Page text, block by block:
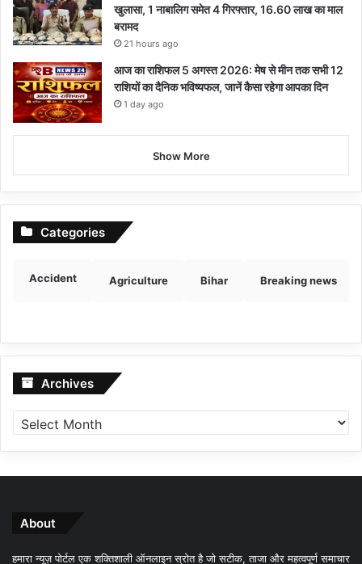
खुलासा, 1 नाबालिग समेत 4 गिरफ्तार, 16.60 लाख का माल
बरामद
21 hours ago
आज का राशिफल 5 अगस्त 2026: मेष से मीन तक सभी 12
राशियों का दैनिक भविष्यफल, जानें कैसा रहेगा आपका दिन
1 day ago
Show More
Categories
Accident Agriculture Bihar Breaking news
Archives Archives
About
हमारा न्यूज़ पोर्टल एक शक्तिशाली ऑनलाइन स्रोत है जो सटीक, ताजा और महत्वपूर्ण समाचार